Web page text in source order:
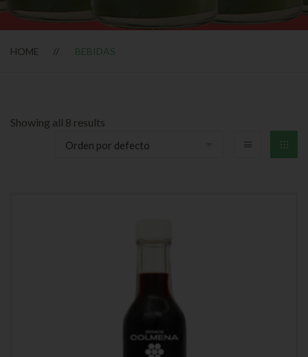
HOME BEBIDAS
Showing all 8 results